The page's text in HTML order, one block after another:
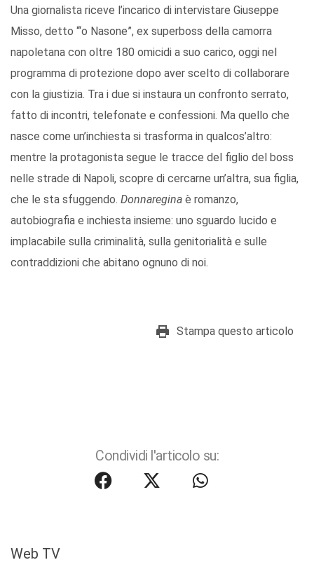
Una giornalista riceve l’incarico di intervistare Giuseppe
Misso, detto “‘o Nasone”, ex superboss della camorra
napoletana con oltre 180 omicidi a suo carico, oggi nel
programma di protezione dopo aver scelto di collaborare
con la giustizia. Tra i due si instaura un confronto serrato,
fatto di incontri, telefonate e confessioni. Ma quello che
nasce come un’inchiesta si trasforma in qualcos’altro:
mentre la protagonista segue le tracce del figlio del boss
nelle strade di Napoli, scopre di cercarne un’altra, sua figlia,
che le sta sfuggendo. Donnaregina è romanzo,
autobiografia e inchiesta insieme: uno sguardo lucido e
implacabile sulla criminalità, sulla genitorialità e sulle
contraddizioni che abitano ognuno di noi.
Stampa questo articolo
Condividi l'articolo su:
Web TV